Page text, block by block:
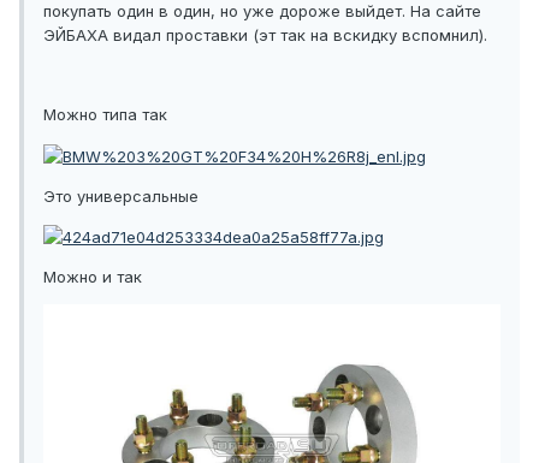
покупать один в один, но уже дороже выйдет. На сайте
ЭЙБАХА видал проставки (эт так на вскидку вспомнил).
Можно типа так
Это универсальные
Можно и так